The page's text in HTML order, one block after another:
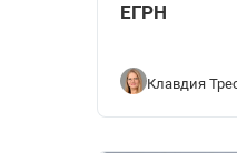
ЕГРН
Клавдия